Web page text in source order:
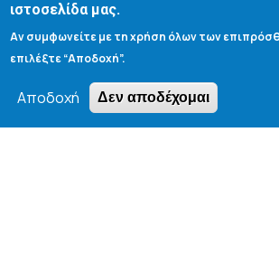
Search form
Αναζήτηση
ιστοσελίδα μας.
Αν συμφωνείτε με τη χρήση όλων των
επιλέξτε “Αποδοχή”.
Αποδοχή Δεν αποδέχομαι